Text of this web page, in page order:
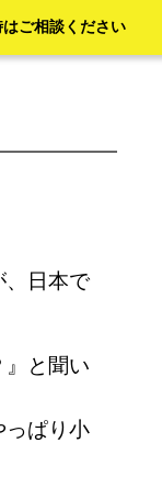
はご相談ください
、日本で
』と聞い
っぱり小